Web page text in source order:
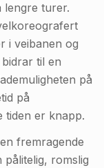
lengre turer.
i veibanen og
til en
på
på
tiden er knapp.
fremragende
romslig